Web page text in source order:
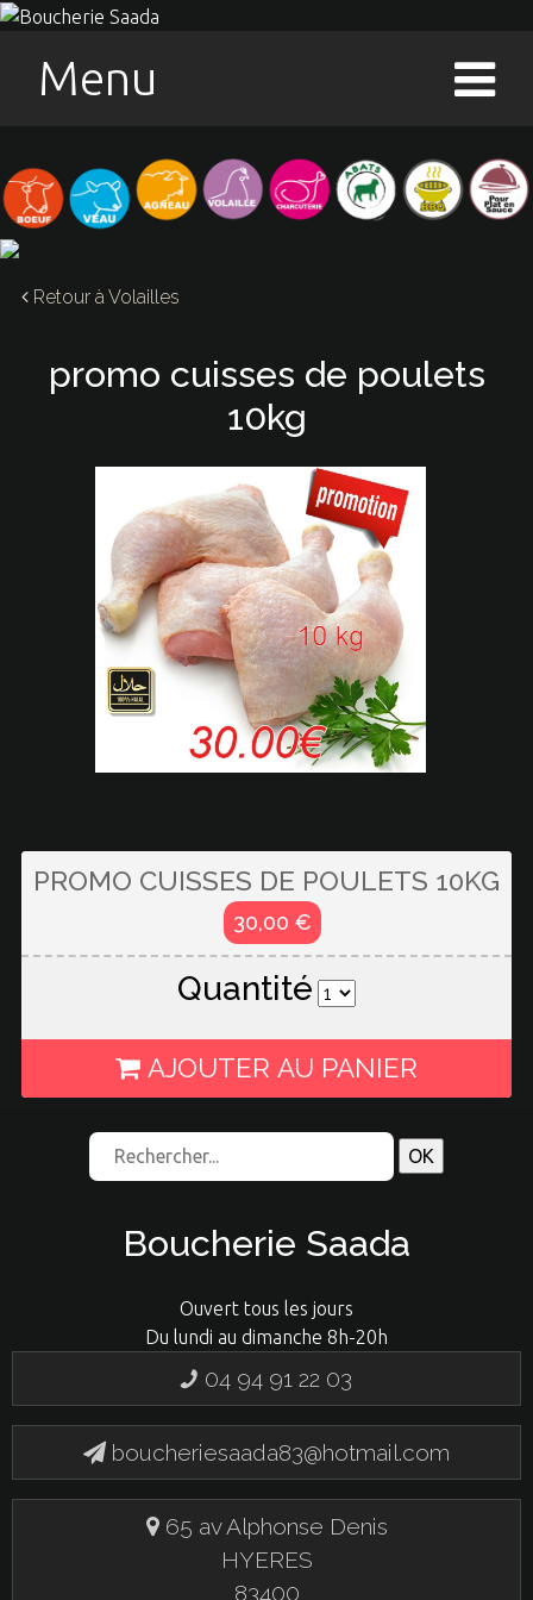
Menu
Retour àVolailles
promo cuisses de poulets
10kg
PROMO CUISSES DE POULETS 10KG
30,00 €
Quantité
AJOUTER AU PANIER
Boucherie Saada
Ouvert tous les jours
Du lundi au dimanche 8h-20h
04 94 91 22 03
boucheriesaada83@hotmail.com
65 av Alphonse Denis
HYERES
83400